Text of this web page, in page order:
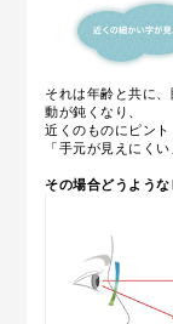
それは年齢と共に
動が鈍くなり、
近くのものにピン
「手元が見えにく
その場合どうよう